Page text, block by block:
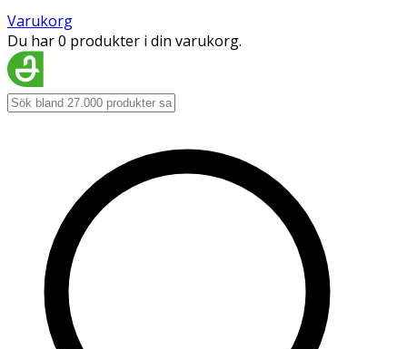
Varukorg
Du har 0 produkter i din varukorg.